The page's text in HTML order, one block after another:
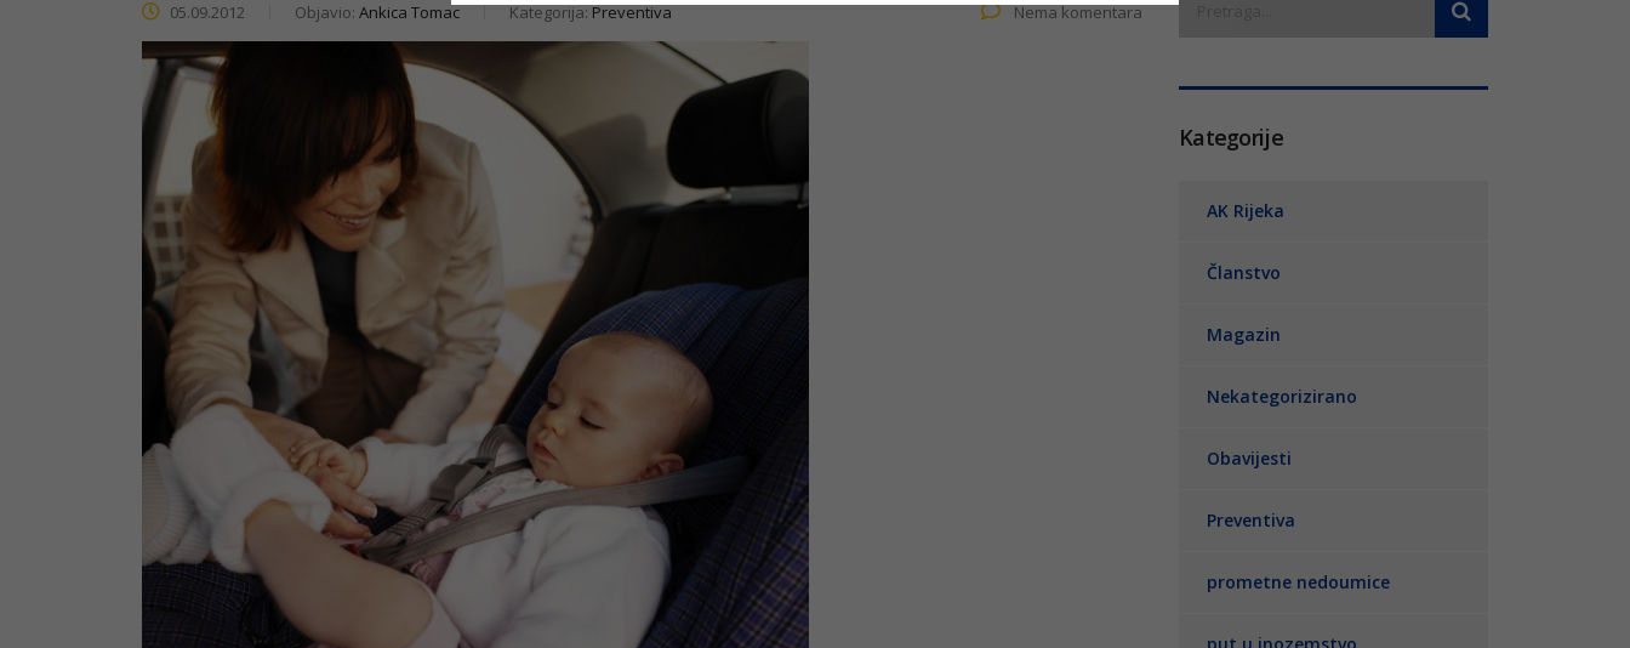
05.09.2012 Objavio: Ankica Tomac Kategorija:Preventiva Nema komentara
Kategorije
AK Rijeka
Članstvo
Magazin
Nekategorizirano
Obavijesti
Preventiva
prometne nedoumice